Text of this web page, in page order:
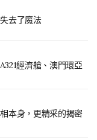
去了魔法
經濟艙、澳門環亞
本身，更精采的揭密